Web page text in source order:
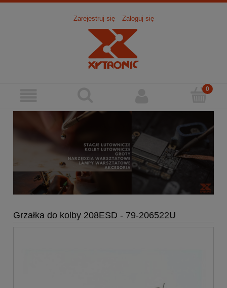
Zarejestruj się Zaloguj się
Grzałka do kolby 208ESD - 79-206522U